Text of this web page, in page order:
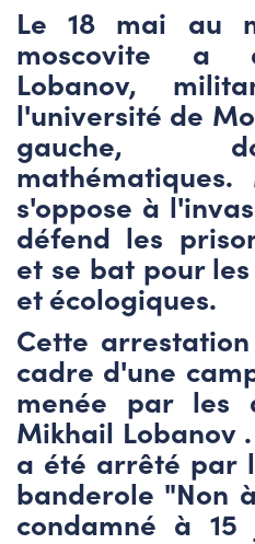
Le 18 mai au
moscovite a
Lobanov,
l'université de
gauche,
mathématiques.
s'oppose à
défend les
et se bat pour
et écologiques.
Cette
cadre d'une
menée par les
Mikhail Lobanov
a été arrêté par
banderole "Non
condamné à